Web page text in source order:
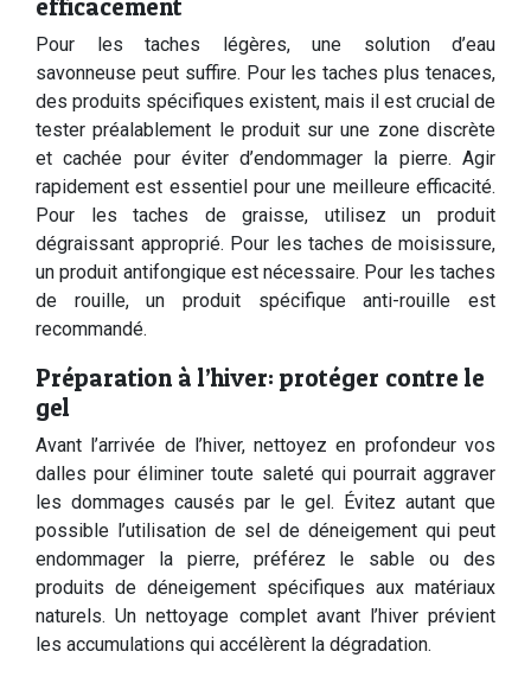
efficacement
Pour les taches légères, une solution d’eau
savonneuse peut suffire. Pour les taches plus tenaces,
des produits spécifiques existent, mais il est crucial de
tester préalablement le produit sur une zone discrète
et cachée pour éviter d’endommager la pierre. Agir
rapidement est essentiel pour une meilleure efficacité.
Pour les taches de graisse, utilisez un produit
dégraissant approprié. Pour les taches de moisissure,
un produit antifongique est nécessaire. Pour les taches
de rouille, un produit spécifique anti-rouille est
recommandé.
Préparation à l’hiver: protéger contre le
gel
Avant l’arrivée de l’hiver, nettoyez en profondeur vos
dalles pour éliminer toute saleté qui pourrait aggraver
les dommages causés par le gel. Évitez autant que
possible l’utilisation de sel de déneigement qui peut
endommager la pierre, préférez le sable ou des
produits de déneigement spécifiques aux matériaux
naturels. Un nettoyage complet avant l’hiver prévient
les accumulations qui accélèrent la dégradation.